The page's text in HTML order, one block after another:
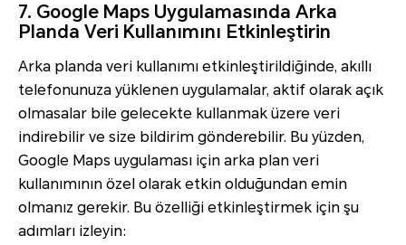
7. Google Maps Uygulamasında Arka
Planda Veri Kullanımını Etkinleştirin
Arka planda veri kullanımı etkinleştirildiğinde, akıllı
telefonunuza yüklenen uygulamalar, aktif olarak açık
olmasalar bile gelecekte kullanmak üzere veri
indirebilir ve size bildirim gönderebilir. Bu yüzden,
Google Maps uygulaması için arka plan veri
kullanımının özel olarak etkin olduğundan emin
olmanız gerekir. Bu özelliği etkinleştirmek için şu
adımları izleyin: